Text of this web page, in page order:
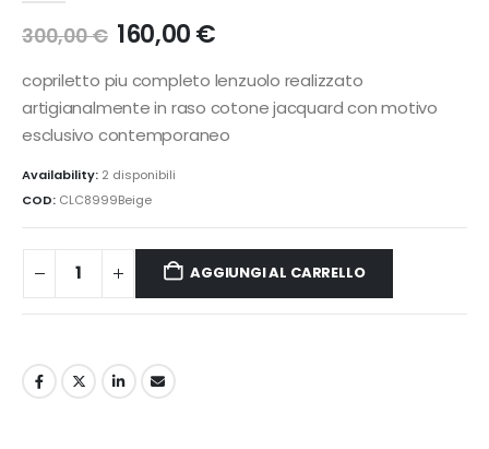
300,00€ Il
prezzo
originale
era:
300,00 €.
160,00€Il
attuale
è:
160,00 €.
copriletto piu completo lenzuolo realizzato
artigianalmente in raso cotone jacquard con motivo
esclusivo contemporaneo
Availability: 2 disponibili
COD: CLC8999Beige
AGGIUNGI AL CARRELLO